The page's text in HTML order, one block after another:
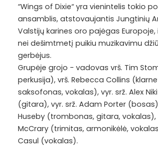
“Wings of Dixie“ yra vienintelis tokio
ansamblis, atstovaujantis Jungtinių
Valstijų karines oro pajėgas
nei dešimtmetį puikiu muzikavimu
gerbėjus.
Grupėje grojo - vadovas vrš. Tim
perkusija), vrš. Rebecca Collins
saksofonas, vokalas), vyr. srž. Alex
(gitara), vyr. srž. Adam Porter
Huseby (trombonas, gitara, vokalas),
McCrary (trimitas, armonikėlė,
Casul (vokalas).